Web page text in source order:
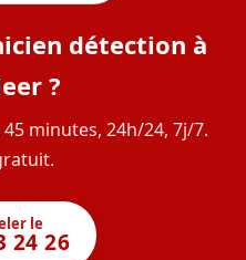
détection à
?
minutes, 24h/24, 7j/7.
le
24 26